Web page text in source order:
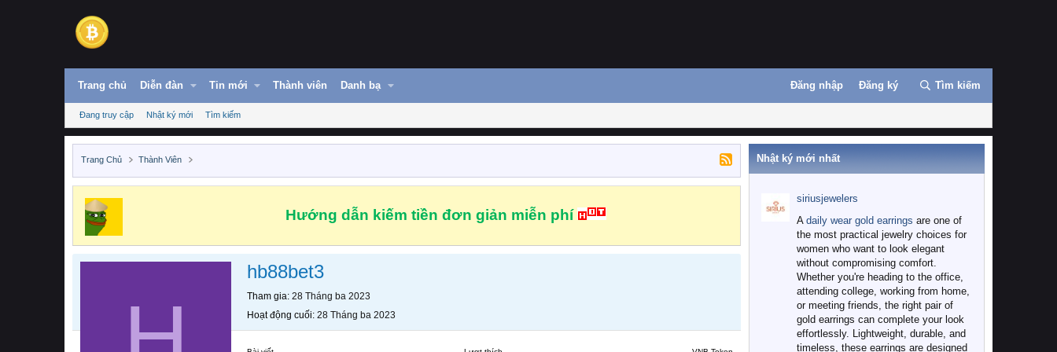
Trang chủ Diễn đàn Tin mới Thành viên Danh bạ Đăng nhập Đăng ký Tìm kiếm
Đang truy cập Nhật ký mới Tìm kiếm
Trang Chủ Thành Viên
Hướng dẫn kiếm tiền đơn giản miễn phí
hb88bet3
Tham gia 28 Tháng ba 2023
Hoạt động cuối 28 Tháng ba 2023
Nhật ký mới nhất
siriusjewelers
A daily wear gold earrings are one of
the most practical jewelry choices for
women who want to look elegant
without compromising comfort.
Whether you're heading to the office,
attending college, working from home,
or meeting friends, the right pair of
gold earrings can complete your look
effortlessly. Lightweight, durable, and
timeless, these earrings are designed